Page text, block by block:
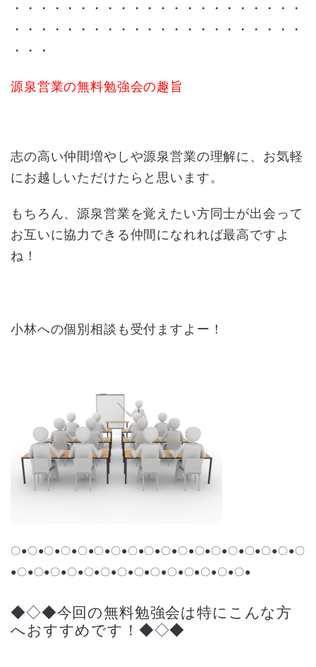
・・・・・・・・・・・・・・・・・・・・・・
・・・・・・・・・・・・・・・・・・・・・・
・・・
源泉営業の無料勉強会の趣旨
志の高い仲間増やしや源泉営業の理解に、お気軽
にお越しいただけたらと思います。
もちろん、源泉営業を覚えたい方同士が出会って
お互いに協力できる仲間になれれば最高ですよ
ね！
小林への個別相談も受付ますよー！
〇●〇●〇●〇●〇●〇●〇●〇●〇●〇●〇●〇●〇●〇●〇●〇●〇●〇
●〇●〇●〇●〇●〇●〇●〇●〇●〇●〇●〇●〇●〇●〇●
◆◇◆今回の無料勉強会は特にこんな方
へおすすめです！◆◇◆